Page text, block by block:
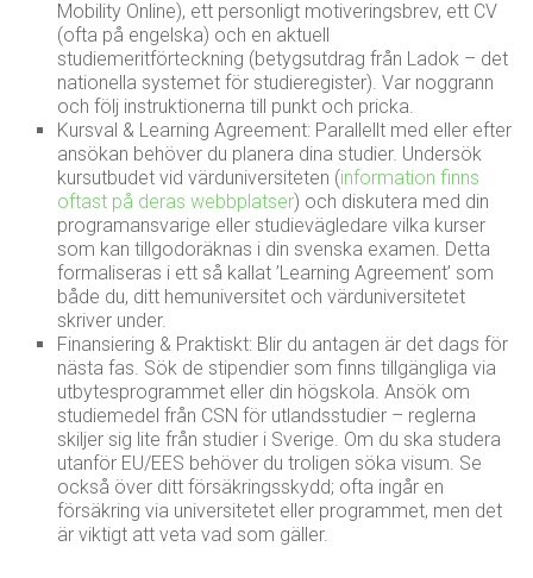
Mobility Online), ett personligt motiveringsbrev, ett CV
(ofta på engelska) och en aktuell
studiemeritförteckning (betygsutdrag från Ladok – det
nationella systemet för studieregister). Var noggrann
och följ instruktionerna till punkt och pricka.
Kursval & Learning Agreement: Parallellt med eller efter
ansökan behöver du planera dina studier. Undersök
kursutbudet vid värduniversiteten (information finns
oftast på deras webbplatser) och diskutera med din
programansvarige eller studievägledare vilka kurser
som kan tillgodoräknas i din svenska examen. Detta
formaliseras i ett så kallat ’Learning Agreement’ som
både du, ditt hemuniversitet och värduniversitetet
skriver under.
Finansiering & Praktiskt: Blir du antagen är det dags för
nästa fas. Sök de stipendier som finns tillgängliga via
utbytesprogrammet eller din högskola. Ansök om
studiemedel från CSN för utlandsstudier – reglerna
skiljer sig lite från studier i Sverige. Om du ska studera
utanför EU/EES behöver du troligen söka visum. Se
också över ditt försäkringsskydd; ofta ingår en
försäkring via universitetet eller programmet, men det
är viktigt att veta vad som gäller.